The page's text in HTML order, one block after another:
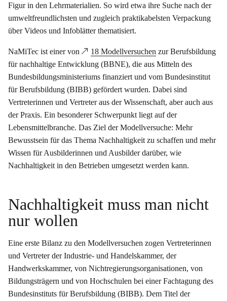
Figur in den Lehrmaterialien. So wird etwa ihre Suche nach der
umweltfreundlichsten und zugleich praktikabelsten Verpackung
über Videos und Infoblätter thematisiert.
NaMiTec ist einer von 18 Modellversuchen zur Berufsbildung
für nachhaltige Entwicklung (BBNE), die aus Mitteln des
Bundesbildungsministeriums finanziert und vom Bundesinstitut
für Berufsbildung (BIBB) gefördert wurden. Dabei sind
Vertreterinnen und Vertreter aus der Wissenschaft, aber auch aus
der Praxis. Ein besonderer Schwerpunkt liegt auf der
Lebensmittelbranche. Das Ziel der Modellversuche: Mehr
Bewusstsein für das Thema Nachhaltigkeit zu schaffen und mehr
Wissen für Ausbilderinnen und Ausbilder darüber, wie
Nachhaltigkeit in den Betrieben umgesetzt werden kann.
Nachhaltigkeit muss man nicht
nur wollen
Eine erste Bilanz zu den Modellversuchen zogen Vertreterinnen
und Vertreter der Industrie- und Handelskammer, der
Handwerkskammer, von Nichtregierungsorganisationen, von
Bildungsträgern und von Hochschulen bei einer Fachtagung des
Bundesinstituts für Berufsbildung (BIBB). Dem Titel der